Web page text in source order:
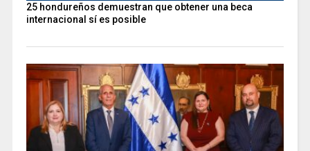
25 hondureños demuestran que obtener una beca
internacional sí es posible